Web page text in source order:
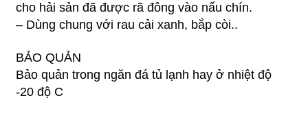
cho hải sản đã được rã đông vào nấu chín.
– Dùng chung với rau cải xanh, bắp còi..
BẢO QUẢN
Bảo quản trong ngăn đá tủ lạnh hay ở nhiệt độ
-20 độ C